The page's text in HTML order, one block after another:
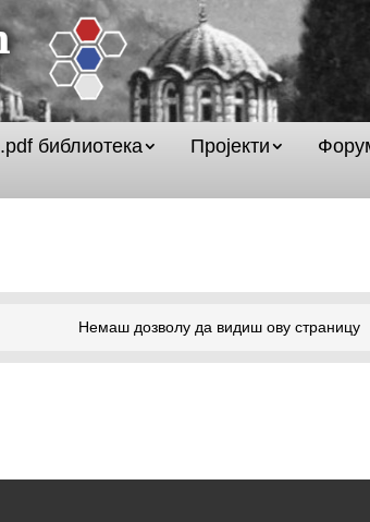
.pdf библиотека Пројекти
Немаш дозволу да видиш ову страницу